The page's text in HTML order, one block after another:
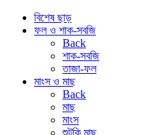
বিশেষ ছাড়
ফল ও শাক-সবজি
Back
শাক-সবজি
তাজা-ফল
মাংস ও মাছ
Back
মাছ
মাংস
শুটকি মাছ